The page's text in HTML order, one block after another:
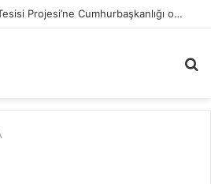
Erikli Atık Su Arıtma Tesisi Projesi’ne Cumhurbaşkanlığı onayı
...